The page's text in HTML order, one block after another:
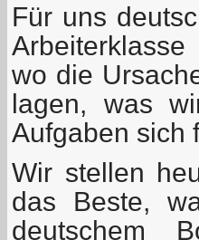
Für uns
wo die
lagen, was
Aufgaben sich
Wir stellen
das Beste,
deutschem